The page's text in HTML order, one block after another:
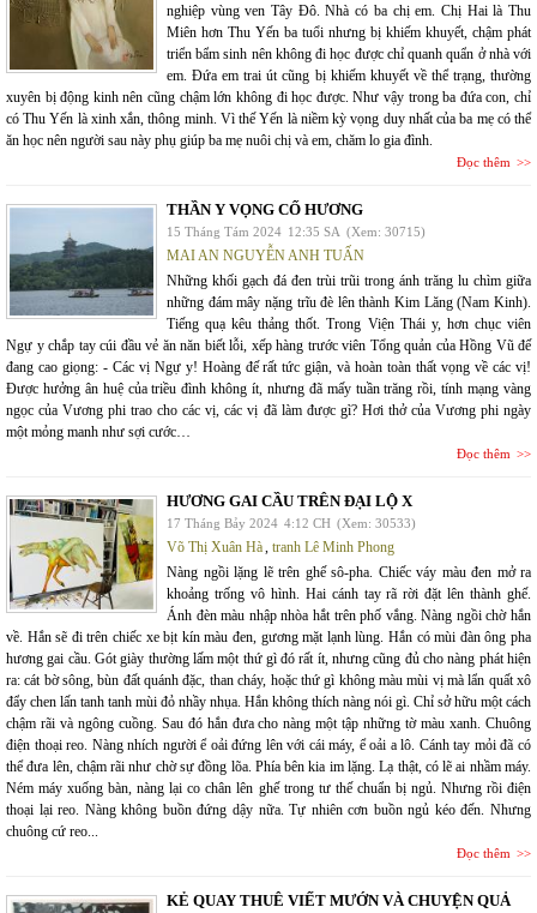
nghiệp vùng ven Tây Đô. Nhà có ba chị em. Chị Hai là Thu
Miên hơn Thu Yến ba tuổi nhưng bị khiếm khuyết, chậm phát
triển bẩm sinh nên không đi học được chỉ quanh quẩn ở nhà với
em. Đứa em trai út cũng bị khiếm khuyết về thể trạng, thường
xuyên bị động kinh nên cũng chậm lớn không đi học được. Như vậy trong ba đứa con, chỉ
có Thu Yến là xinh xắn, thông minh. Vì thế Yến là niềm kỳ vọng duy nhất của ba mẹ có thể
ăn học nên người sau này phụ giúp ba mẹ nuôi chị và em, chăm lo gia đình.
Đọc thêm
THẦN Y VỌNG CỐ HƯƠNG
15 Tháng Tám 2024 12:35 SA (Xem: 30715)
MAI AN NGUYỄN ANH TUẤN
Những khối gạch đá đen trùi trũi trong ánh trăng lu chìm giữa
những đám mây nặng trĩu đè lên thành Kim Lăng (Nam Kinh).
Tiếng quạ kêu thảng thốt. Trong Viện Thái y, hơn chục viên
Ngự y chắp tay cúi đầu vẻ ăn năn biết lỗi, xếp hàng trước viên Tổng quản của Hồng Vũ đế
đang cao giọng: - Các vị Ngự y! Hoàng đế rất tức giận, và hoàn toàn thất vọng về các vị!
Được hưởng ân huệ của triều đình không ít, nhưng đã mấy tuần trăng rồi, tính mạng vàng
ngọc của Vương phi trao cho các vị, các vị đã làm được gì? Hơi thở của Vương phi ngày
một mỏng manh như sợi cước…
Đọc thêm
HƯƠNG GAI CẦU TRÊN ĐẠI LỘ X
17 Tháng Bảy 2024 4:12 CH (Xem: 30533)
Võ Thị Xuân Hà, tranh Lê Minh Phong
Nàng ngồi lặng lẽ trên ghế sô-pha. Chiếc váy màu đen mở ra
khoảng trống vô hình. Hai cánh tay rã rời đặt lên thành ghế.
Ánh đèn màu nhập nhòa hắt trên phố vắng. Nàng ngồi chờ hắn
về. Hắn sẽ đi trên chiếc xe bịt kín màu đen, gương mặt lạnh lùng. Hắn có mùi đàn ông pha
hương gai cầu. Gót giày thường lấm một thứ gì đó rất ít, nhưng cũng đủ cho nàng phát hiện
ra: cát bờ sông, bùn đất quánh đặc, than cháy, hoặc thứ gì không màu mùi vị mà lẩn quất xô
đẩy chen lấn tanh tanh mùi đỏ nhầy nhụa. Hắn không thích nàng nói gì. Chỉ sở hữu một cách
chậm rãi và ngông cuồng. Sau đó hắn đưa cho nàng một tập những tờ màu xanh. Chuông
điện thoại reo. Nàng nhích người ể oải đứng lên với cái máy, ể oải a lô. Cánh tay mỏi đã có
thể đưa lên, chậm rãi như chờ sự đồng lõa. Phía bên kia im lặng. Lạ thật, có lẽ ai nhầm máy.
Ném máy xuống bàn, nàng lại co chân lên ghế trong tư thế chuẩn bị ngủ. Nhưng rồi điện
thoại lại reo. Nàng không buồn đứng dậy nữa. Tự nhiên cơn buồn ngủ kéo đến. Nhưng
chuông cứ reo...
Đọc thêm
KẺ QUAY THUÊ VIẾT MƯỚN VÀ CHUYỆN QUẢ